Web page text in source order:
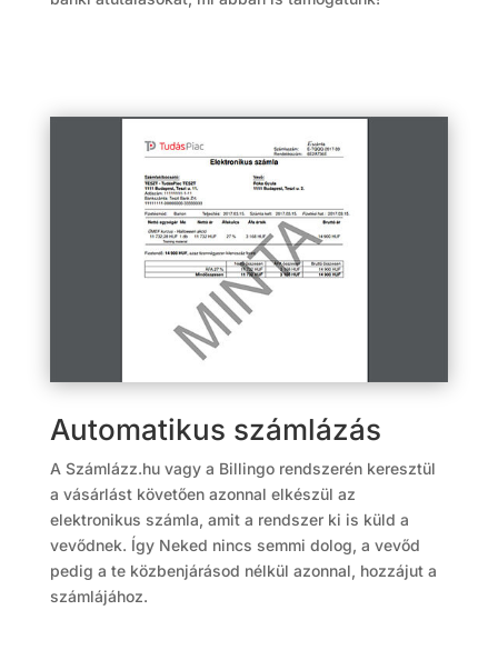
Automatikus számlázás
A Számlázz.hu vagy a Billingo rendszerén keresztül
a vásárlást követően azonnal elkészül az
elektronikus számla, amit a rendszer ki is küld a
vevődnek. Így Neked nincs semmi dolog, a vevőd
pedig a te közbenjárásod nélkül azonnal, hozzájut a
számlájához.